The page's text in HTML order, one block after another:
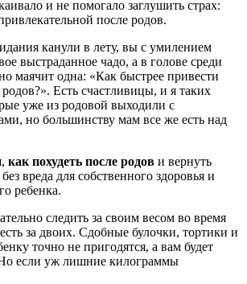
и не помогало заглушить страх:
после родов.
канули в лету, вы с умилением
выстраданное чадо, а в голове среди
маячит одна: «Как быстрее привести
Есть счастливицы, и я таких
уже из родовой выходили с
но большинству мам все же есть над
как похудеть после родов и вернуть
вреда для собственного здоровья и
ребенка.
следить за своим весом во время
за двоих. Сдобные булочки, тортики и
точно не пригодятся, а вам будет
если уж лишние килограммы